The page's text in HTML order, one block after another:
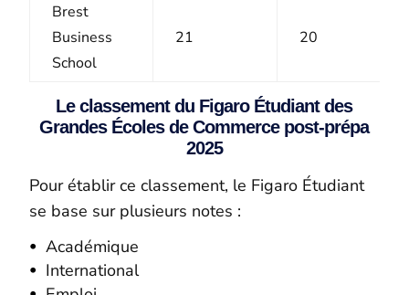
Brest
Business
School
21 20
Le classement du Figaro Étudiant des
Grandes Écoles de Commerce post-prépa
2025
Pour établir ce classement, le Figaro Étudiant
se base sur plusieurs notes :
Académique
International